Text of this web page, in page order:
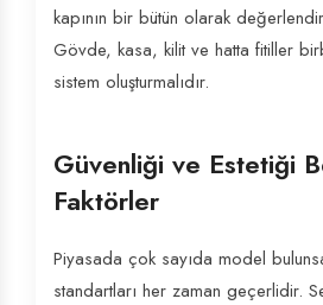
kapının bir bütün olarak
Gövde, kasa, kilit ve hatta fitiller
sistem oluşturmalıdır.
Güvenliği ve Estetiği
Faktörler
Piyasada çok sayıda model
standartları her zaman geçerlidir.